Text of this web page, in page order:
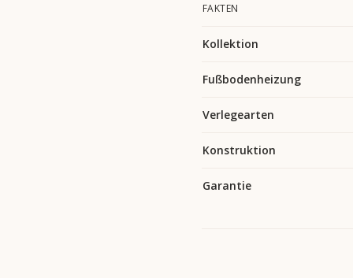
FAKTEN
Kollektion
Fußbodenheizung
Verlegearten
Konstruktion
Garantie